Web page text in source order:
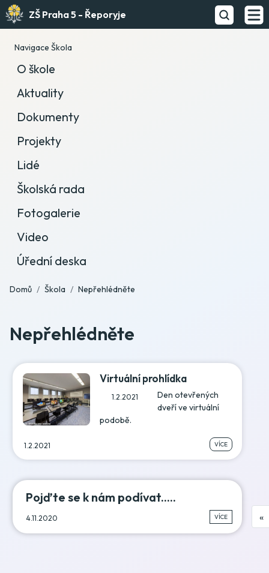
ZŠ Praha 5 - Řeporyje
Navigace Škola
O škole
Aktuality
Dokumenty
Projekty
Lidé
Školská rada
Fotogalerie
Video
Úřední deska
Domů Škola Nepřehlédněte
Nepřehlédněte
Virtuální prohlídka
1.2.2021
Den otevřených
dveří ve virtuální
podobě.
1.2.2021 VÍCE
Pojďte se k nám podívat.....
4.11.2020 VÍCE «